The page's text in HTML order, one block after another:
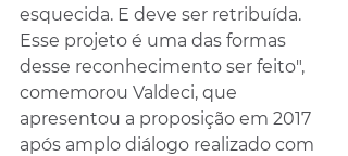
esquecida. E deve ser retribuída.
Esse projeto é uma das formas
desse reconhecimento ser feito",
comemorou Valdeci, que
apresentou a proposição em 2017
após amplo diálogo realizado com